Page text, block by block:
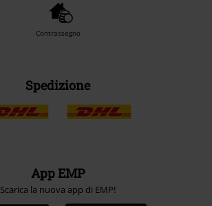
Contrassegno
Spedizione
App EMP
Scarica la nuova app di EMP!